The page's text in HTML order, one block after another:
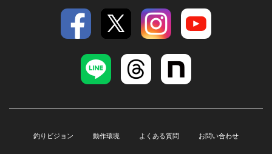
釣りビジョン 動作環境 よくある質問 お問い合わせ